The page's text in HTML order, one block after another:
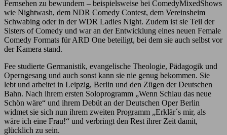
Fernsehen zu bewundern – beispielsweise bei ComedyMixedShows
wie Nightwash, dem NDR Comedy Contest, dem Vereinsheim
Schwabing oder in der WDR Ladies Night. Zudem ist sie Teil der
Sisters of Comedy und war an der Entwicklung eines neuen Female
Comedy Formats für ARD One beteiligt, bei dem sie auch selbst vor
der Kamera stand.
Fee studierte Germanistik, evangelische Theologie, Pädagogik und
Operngesang und auch sonst kann sie nie genug bekommen. Sie
lebt und arbeitet in Leipzig, Berlin und den Zügen der Deutschen
Bahn. Nach ihrem ersten Soloprogramm „Wenn Schlau das neue
Schön wäre“ und ihrem Debüt an der Deutschen Oper Berlin
widmet sie sich nun ihrem zweiten Programm „Erklär´s mir, als
wäre ich eine Frau!“ und verbringt den Rest ihrer Zeit damit,
glücklich zu sein.